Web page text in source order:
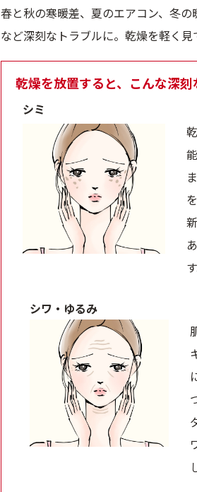
春と秋の寒暖差、夏のエアコン、冬
など深刻なトラブルに。乾燥を軽く見
乾燥を放置すると、こんな深刻
シミ
す
シワ・ゆるみ